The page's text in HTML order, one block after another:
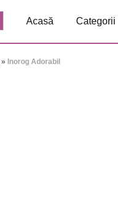
Acasă Categorii
» Inorog Adorabil